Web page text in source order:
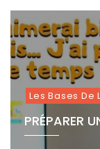
I
1
2
,
2
0
2
5
Les Bases De
PRÉPARER